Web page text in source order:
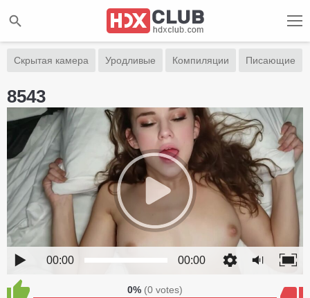
Скрытая камера Уродливые Компиляции Писающие
8543
00:00 00:00
0% (0 votes)